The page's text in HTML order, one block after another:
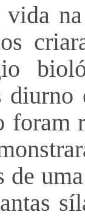
foram
de